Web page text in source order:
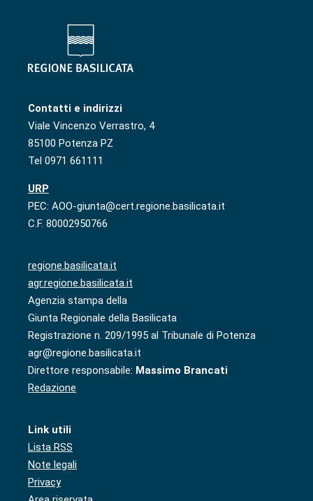
Contatti e indirizzi
Viale Vincenzo Verrastro, 4
85100 Potenza PZ
Tel 0971 661111
URP
PEC: AOO-giunta@cert.regione.basilicata.it
C.F. 80002950766
regione.basilicata.it
agr.regione.basilicata.it
Agenzia stampa della
Giunta Regionale della Basilicata
Registrazione n. 209/1995 al Tribunale di Potenza
agr@regione.basilicata.it
Direttore responsabile: Massimo Brancati
Redazione
Link utili
Lista RSS
Note legali
Privacy